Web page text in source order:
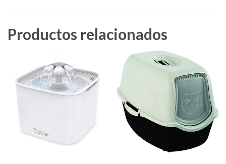
Productos relacionados